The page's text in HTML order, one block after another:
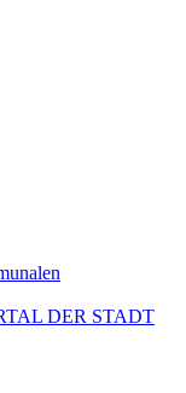
DER STADT